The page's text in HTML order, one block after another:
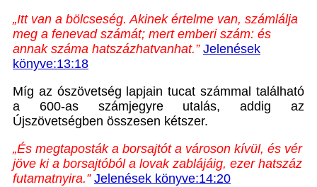
„Itt van a bölcseség. Akinek értelme van, számlálja
meg a fenevad számát; mert emberi szám: és
annak száma hatszázhatvanhat.” Jelenések
könyve:13:18
Míg az ószövetség lapjain tucat számmal található
a 600-as számjegyre utalás, addig az
Újszövetségben összesen kétszer.
„És megtaposták a borsajtót a városon kívül, és vér
jöve ki a borsajtóból a lovak zablájáig, ezer hatszáz
futamatnyira.” Jelenések könyve:14:20